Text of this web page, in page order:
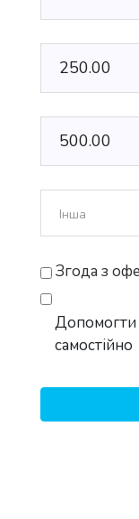
250.00
500.00
Згода з
Допомогти
самостійно